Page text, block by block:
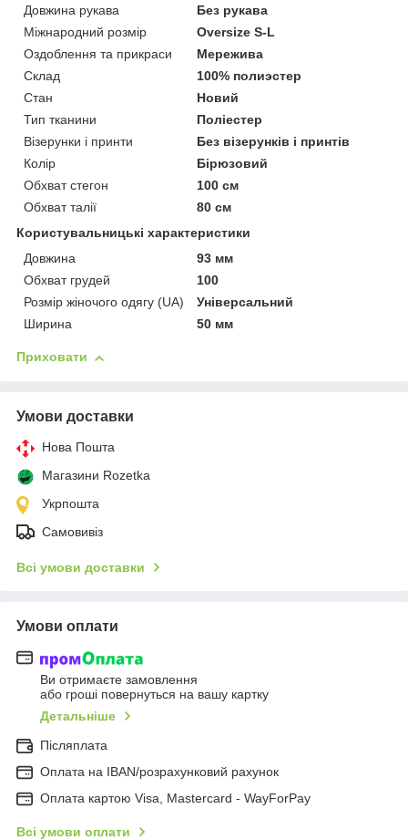
Довжина рукава
Без рукава
Міжнародний розмір
Oversize S-L
Оздоблення та прикраси
Мережива
Склад
100% полиэстер
Стан
Новий
Тип тканини
Поліестер
Візерунки і принти
Без візерунків і принтів
Колір
Бірюзовий
Обхват стегон
100 см
Обхват талії
80 см
Користувальницькі характеристики
Довжина
93 мм
Обхват грудей
100
Розмір жіночого одягу (UA)
Універсальний
Ширина
50 мм
Приховати
Умови доставки
Нова Пошта
Магазини Rozetka
Укрпошта
Самовивіз
Всі умови доставки
Умови оплати
Ви отримаєте замовлення
або гроші повернуться на вашу картку
Детальніше
Післяплата
Оплата на IBAN/розрахунковий рахунок
Оплата картою Visa, Mastercard - WayForPay
Всі умови оплати